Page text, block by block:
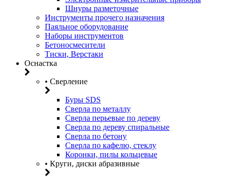
Шнуры разметочные
Инструменты прочего назначения
Паяльное оборудование
Наборы инструментов
Бетоносмесители
Тиски, Верстаки
Оснастка
• Сверление
Буры SDS
Сверла по металлу
Сверла перьевые по дереву
Сверла по дереву спиральные
Сверла по бетону
Сверла по кафелю, стеклу
Коронки, пилы кольцевые
• Круги, диски абразивные